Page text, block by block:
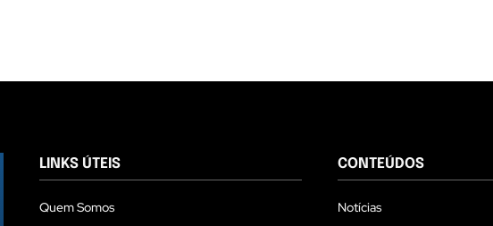
LINKS ÚTEIS
Quem Somos
CONTEÚDOS
Notícias